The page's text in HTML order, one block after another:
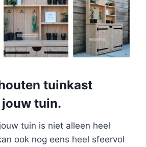
tuinkast
tuin.
tuin is niet alleen heel
ook nog eens heel sfeervol